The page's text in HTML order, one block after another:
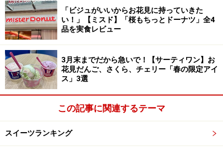
「ビジュがいいからお花見に持っていきた
い！」【ミスド】「桜もちっとドーナツ」全4
品を実食レビュー
3月末までだから急いで！【サーティワン】お
花見だんご、さくら、チェリー「春の限定アイ
ス」3選
この記事に関連するテーマ
スイーツランキング